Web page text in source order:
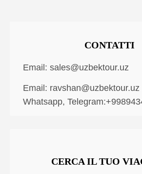
CONTATTI
Email: sales@uzbektour.uz
Email: ravshan@uzbektour.uz
Whatsapp,
CERCA IL TUO